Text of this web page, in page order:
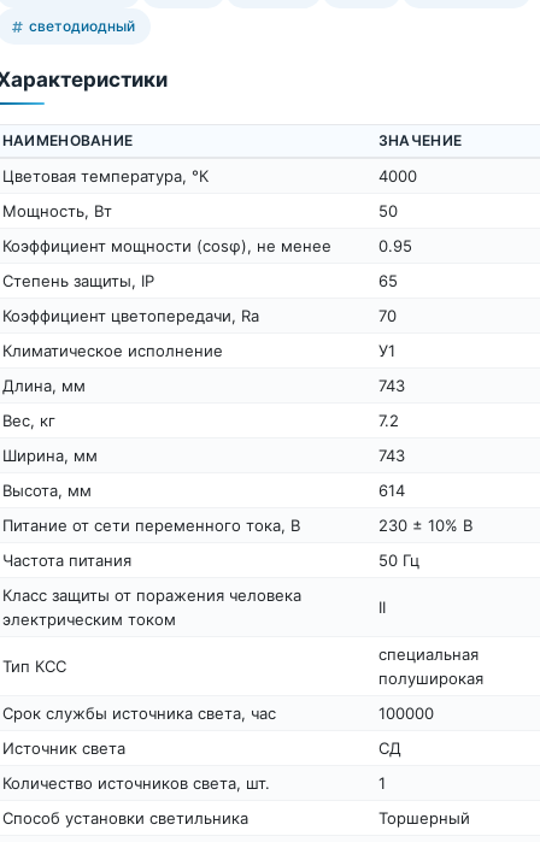
светодиодный
НАИМЕНОВАНИЕ ЗНАЧЕНИЕ
Цветовая температура, °К
4000
Мощность, Вт
50
Коэффициент мощности (cosφ), не менее
0.95
Степень защиты, IP
65
Коэффициент цветопередачи, Ra
70
Климатическое исполнение
У1
Длина, мм
743
Вес, кг
7.2
Ширина, мм
743
Высота, мм
614
Питание от сети переменного тока, В
230 ± 10% В
Частота питания
50 Гц
Класс защиты от поражения человека
электрическим током
II
Тип КСС
специальная
полуширокая
Срок службы источника света, час
100000
Источник света
СД
Количество источников света, шт.
1
Способ установки светильника
Торшерный